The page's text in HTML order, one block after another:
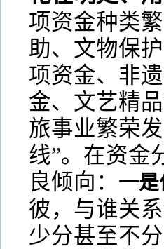
项资金种类
助、文物保
项资金、非
金、文艺精
旅事业繁荣
线”。在资金
良倾向： 一是
彼，与谁关
少分甚至不分